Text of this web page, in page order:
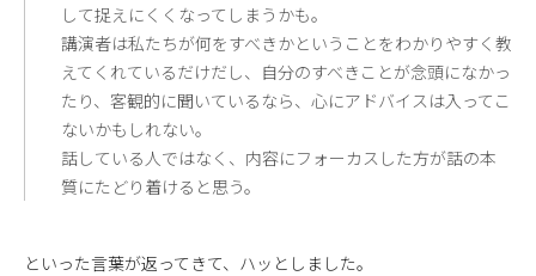
して捉えにくくなってしまうかも。
講演者は私たちが何をすべきかということをわかりやすく教
えてくれているだけだし、自分のすべきことが念頭になかっ
たり、客観的に聞いているなら、心にアドバイスは入ってこ
ないかもしれない。
話している人ではなく、内容にフォーカスした方が話の本
質にたどり着けると思う。
といった言葉が返ってきて、ハッとしました。